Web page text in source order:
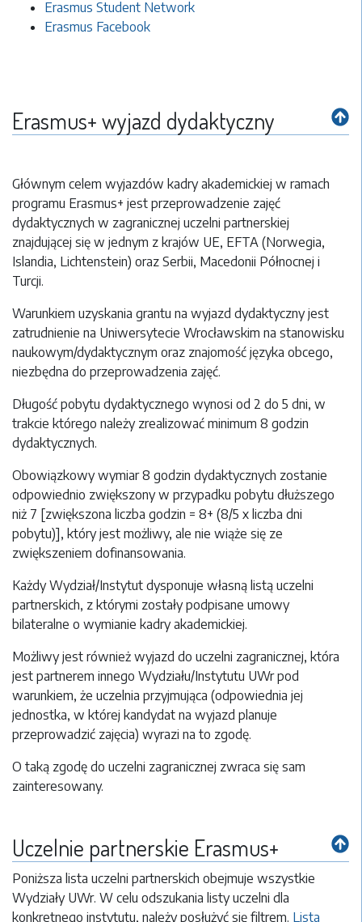
Erasmus Student Network
Erasmus Facebook
Erasmus+ wyjazd dydaktyczny
Głównym celem wyjazdów kadry akademickiej w ramach
programu Erasmus+ jest przeprowadzenie zajęć
dydaktycznych w zagranicznej uczelni partnerskiej
znajdującej się w jednym z krajów UE, EFTA (Norwegia,
Islandia, Lichtenstein) oraz Serbii, Macedonii Północnej i
Turcji.
Warunkiem uzyskania grantu na wyjazd dydaktyczny jest
zatrudnienie na Uniwersytecie Wrocławskim na stanowisku
naukowym/dydaktycznym oraz znajomość języka obcego,
niezbędna do przeprowadzenia zajęć.
Długość pobytu dydaktycznego wynosi od 2 do 5 dni, w
trakcie którego należy zrealizować minimum 8 godzin
dydaktycznych.
Obowiązkowy wymiar 8 godzin dydaktycznych zostanie
odpowiednio zwiększony w przypadku pobytu dłuższego
niż 7 [zwiększona liczba godzin = 8+ (8/5 x liczba dni
pobytu)], który jest możliwy, ale nie wiąże się ze
zwiększeniem dofinansowania.
Każdy Wydział/Instytut dysponuje własną listą uczelni
partnerskich, z którymi zostały podpisane umowy
bilateralne o wymianie kadry akademickiej.
Możliwy jest również wyjazd do uczelni zagranicznej, która
jest partnerem innego Wydziału/Instytutu UWr pod
warunkiem, że uczelnia przyjmująca (odpowiednia jej
jednostka, w której kandydat na wyjazd planuje
przeprowadzić zajęcia) wyrazi na to zgodę.
O taką zgodę do uczelni zagranicznej zwraca się sam
zainteresowany.
Uczelnie partnerskie Erasmus+
Poniższa lista uczelni partnerskich obejmuje wszystkie
Wydziały UWr. W celu odszukania listy uczelni dla
konkretnego instytutu, należy posłużyć się filtrem. Lista